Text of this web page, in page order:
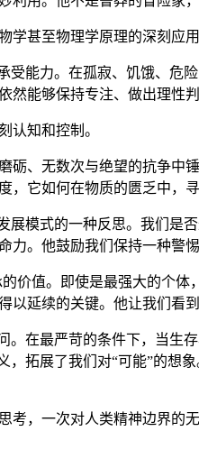
学甚至物理学原理的深刻应用
受能力。在孤寂、饥饿、危
然能够保持专注、做出理性判
认知和控制。
砺、无数次与绝望的抗争中
，它如何在物质的匮乏中，
展模式的一种反思。我们
力。他鼓励我们保持一种警
价值。即使是最强大的个
以延续的关键。他让我们看
。在最严苛的条件下，当
，拓展了我们对“可能”的想
考，一次对人类精神边界的无